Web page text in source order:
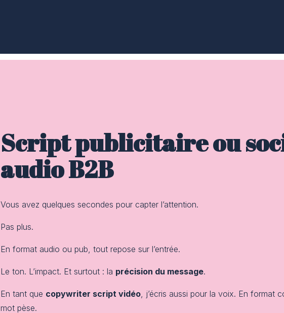
Script publicitaire ou
audio B2B
Vous avez quelques secondes pour capter l’attention.
Pas plus.
En format audio ou pub, tout repose sur l’entrée.
Le ton. L’impact. Et surtout : la précision du message.
En tant que copywriter script vidéo , j’écris aussi pour la voix. En format
mot pèse.